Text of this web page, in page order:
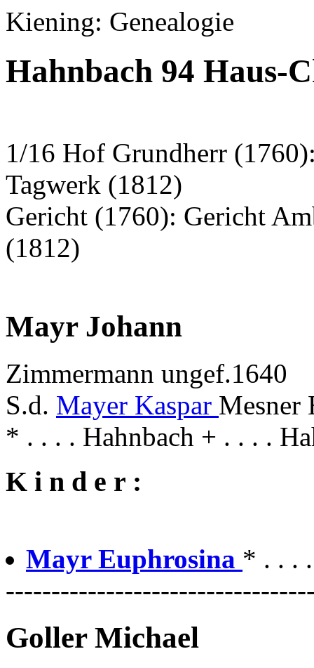
Kiening: Genealogie
Hahnbach 94
1/16 Hof Grundherr
Tagwerk (1812)
Gericht (1760): Gericht
(1812)
Mayr Johann
Zimmermann ungef.1640
S.d. Mayer Kaspar Mesner
* . . . . Hahnbach + . . . .
K i n d e r :
Mayr Euphrosina * . . .
Goller Michael